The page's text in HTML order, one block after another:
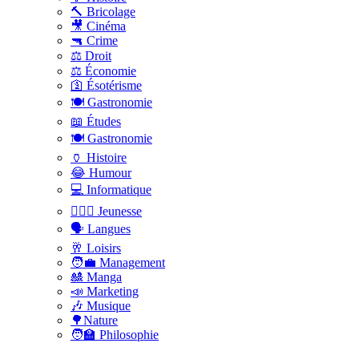
🔨 Bricolage
🎥 Cinéma
🔫 Crime
⚖️ Droit
⚖️ Économie
🛐 Ésotérisme
🍽️ Gastronomie
📖 Études
🍽️ Gastronomie
🏺 Histoire
😂 Humour
💻 Informatique
🤸🏽‍♀️ Jeunesse
🗣 Langues
🥂 Loisirs
🧑‍💼 Management
🎎 Manga
📣 Marketing
🎶 Musique
🌳Nature
🧑‍🏫 Philosophie